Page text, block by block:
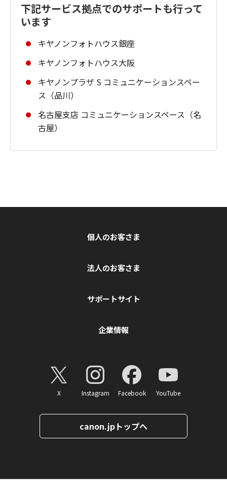
下記サービス拠点でのサポートも行って
います
キヤノンフォトハウス銀座
キヤノンフォトハウス大阪
キヤノンプラザ S コミュニケーションスペー
ス（品川）
名古屋支店 コミュニケーションスペース（名
古屋）
個人のお客さま
法人のお客さま
サポートサイト
企業情報
X Instagram Facebook YouTube
canon.jpトップへ